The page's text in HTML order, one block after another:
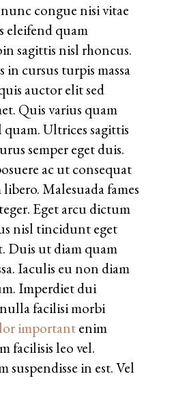
congue nisi vitae
eleifend quam
sagittis nisl rhoncus.
cursus turpis massa
auctor elit sed
Quis varius quam
Ultrices sagittis
semper eget duis.
ac ut consequat
Malesuada fames
Eget arcu dictum
nisl tincidunt eget
Duis ut diam quam
Iaculis eu non diam
Imperdiet dui
facilisi morbi
importantenim
facilisis leo vel.
in est. Vel